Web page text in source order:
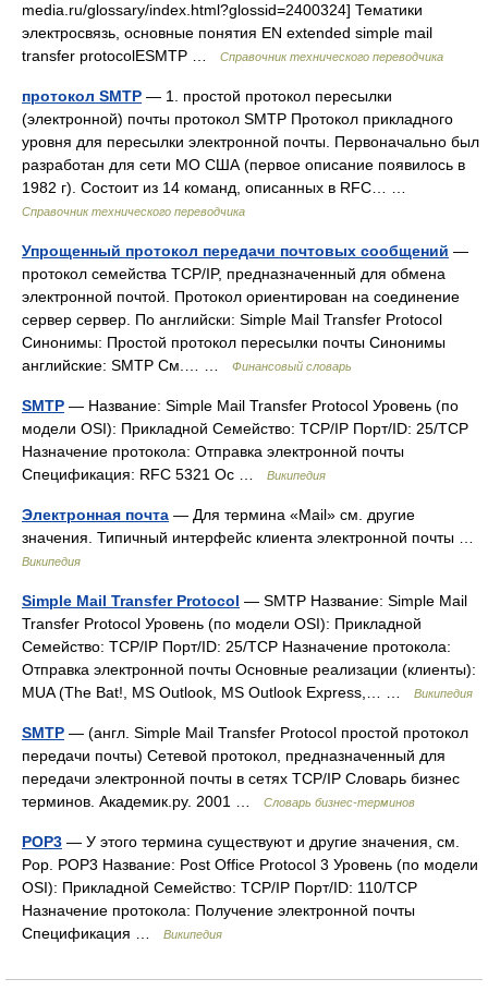
media.ru/glossary/index.html?glossid=2400324] Тематики
электросвязь, основные понятия EN extended simple mail
transfer protocolESMTP …
Справочник технического переводчика
протокол SMTP — 1. простой протокол пересылки
(электронной) почты протокол SMTP Протокол прикладного
уровня для пересылки электронной почты. Первоначально был
разработан для сети МО США (первое описание появилось в
1982 г). Состоит из 14 команд, описанных в RFC… …
Справочник технического переводчика
Упрощенный протокол передачи почтовых сообщений —
протокол семейства TCP/IP, предназначенный для обмена
электронной почтой. Протокол ориентирован на соединение
сервер сервер. По английски: Simple Mail Transfer Protocol
Синонимы: Простой протокол пересылки почты Синонимы
английские: SMTP См.… …
Финансовый словарь
SMTP — Название: Simple Mail Transfer Protocol Уровень (по
модели OSI): Прикладной Семейство: TCP/IP Порт/ID: 25/TCP
Назначение протокола: Отправка электронной почты
Спецификация: RFC 5321 Ос …
Википедия
Электронная почта — Для термина «Mail» см. другие
значения. Типичный интерфейс клиента электронной почты …
Википедия
Simple Mail Transfer Protocol — SMTP Название: Simple Mail
Transfer Protocol Уровень (по модели OSI): Прикладной
Семейство: TCP/IP Порт/ID: 25/TCP Назначение протокола:
Отправка электронной почты Основные реализации (клиенты):
MUA (The Bat!, MS Outlook, MS Outlook Express,… …
Википедия
SMTP — (англ. Simple Mail Transfer Protocol простой протокол
передачи почты) Сетевой протокол, предназначенный для
передачи электронной почты в сетях TCP/IP Словарь бизнес
терминов. Академик.ру. 2001 …
Словарь бизнес-терминов
POP3 — У этого термина существуют и другие значения, см.
Pop. POP3 Название: Post Office Protocol 3 Уровень (по модели
OSI): Прикладной Семейство: TCP/IP Порт/ID: 110/TCP
Назначение протокола: Получение электронной почты
Спецификация …
Википедия